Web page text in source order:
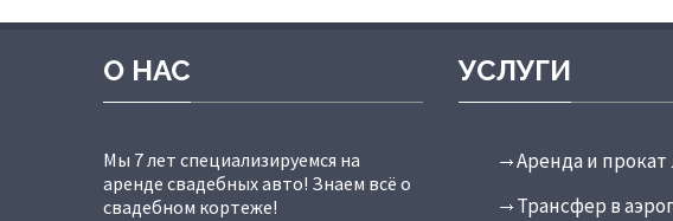
О НАС
Мы 7 лет специализируемся на
аренде свадебных авто! Знаем всё о
свадебном кортеже!
УСЛУГИ
Аренда и
Трансфер в